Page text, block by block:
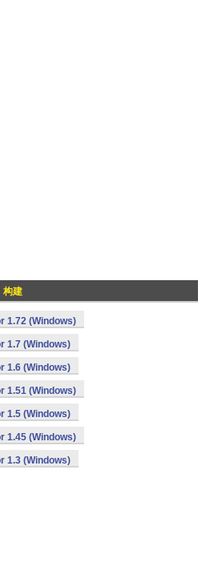
构建
1.72 (Windows)
1.7 (Windows)
1.6 (Windows)
1.51 (Windows)
1.5 (Windows)
1.45 (Windows)
1.3 (Windows)